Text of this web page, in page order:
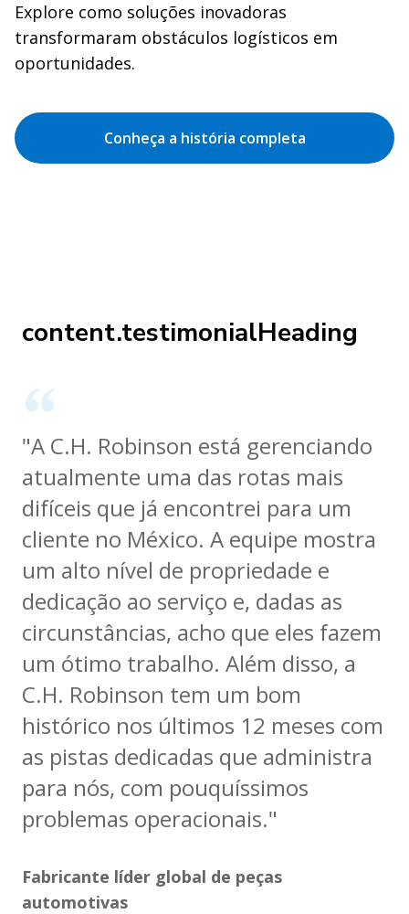
Explore como soluções inovadoras
transformaram obstáculos logísticos em
oportunidades.
Conheça a história completa
content.testimonialHeading
"A C.H. Robinson está gerenciando
atualmente uma das rotas mais
difíceis que já encontrei para um
cliente no México. A equipe mostra
um alto nível de propriedade e
dedicação ao serviço e, dadas as
circunstâncias, acho que eles fazem
um ótimo trabalho. Além disso, a
C.H. Robinson tem um bom
histórico nos últimos 12 meses com
as pistas dedicadas que administra
para nós, com pouquíssimos
problemas operacionais."
Fabricante líder global de peças
automotivas